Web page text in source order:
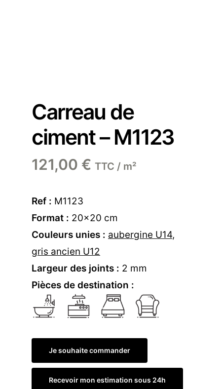
Carreau de
ciment – M1123
121,00 € TTC / m²
Ref : M1123
Format : 20×20 cm
Couleurs unies : aubergine U14,
gris ancien U12
Largeur des joints : 2 mm
Pièces de destination :
Je souhaite commander
Recevoir mon estimation sous 24h